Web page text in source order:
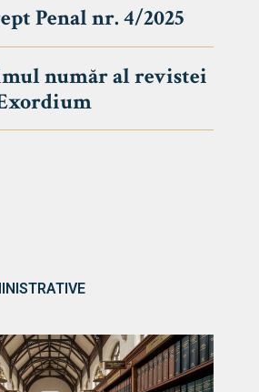
Penal nr. 4/2025
număr al revistei